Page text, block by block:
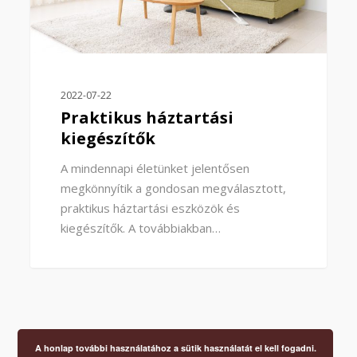
2022-07-22
Praktikus háztartási
kiegészítők
A mindennapi életünket jelentősen
megkönnyítik a gondosan megválasztott,
praktikus háztartási eszközök és
kiegészítők. A továbbiakban…
A honlap további használatához a sütik használatát el kell fogadni.